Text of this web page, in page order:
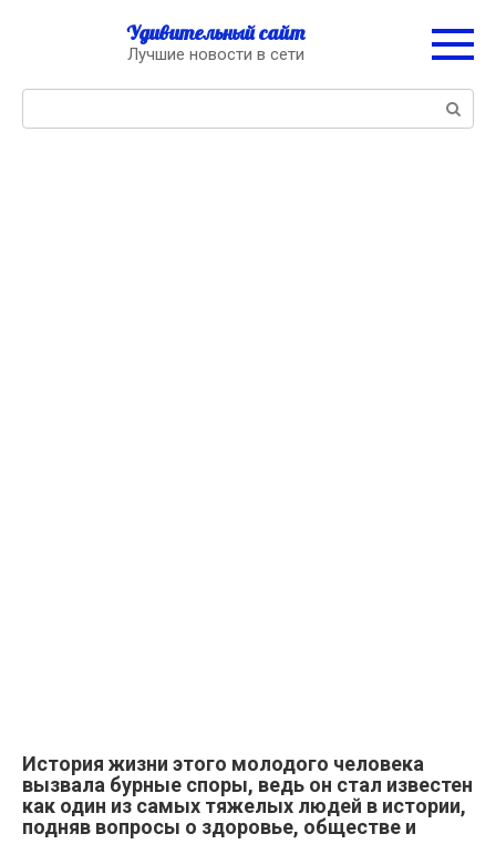
Удивительный сайт
Лучшие новости в сети
История жизни этого молодого человека
вызвала бурные споры, ведь он стал известен
как один из самых тяжелых людей в истории,
подняв вопросы о здоровье, обществе и